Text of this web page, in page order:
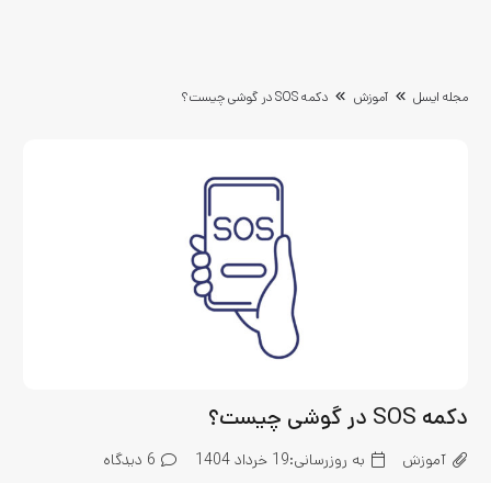
مجله ایسل آموزش دکمه SOS در گوشی چیست؟
دکمه SOS در گوشی چیست؟
آموزش به روزرسانی:19 خرداد 1404 6 دیدگاه